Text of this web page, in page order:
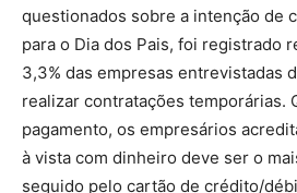
questionados sobre a intenção de
para o Dia dos Pais, foi registrado
3,3% das empresas entrevistadas
realizar contratações temporárias.
pagamento, os empresários
à vista com dinheiro deve ser o
seguido pelo cartão de crédito/